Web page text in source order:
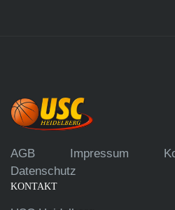
AGB Impressum
Datenschutz
KONTAKT